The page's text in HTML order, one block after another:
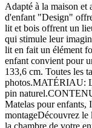
Adapté à la maison et
d'enfant "Design"
lit et bois offrent un
qui stimule leur
lit en fait un élément
enfant convient pour
133,6 cm. Toutes les
photos.MATÉRIAU:
pin
Matelas pour enfants,
montageDécouvrez
la chambre de votre